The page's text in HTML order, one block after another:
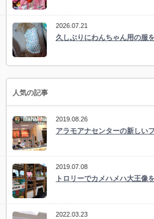
2026.07.21
久しぶりにわんちゃん用の服
人気の記事
2019.08.26
アラモアナセンターの新しい
2019.07.08
トロリーでカメハメハ大王像
2022.03.23